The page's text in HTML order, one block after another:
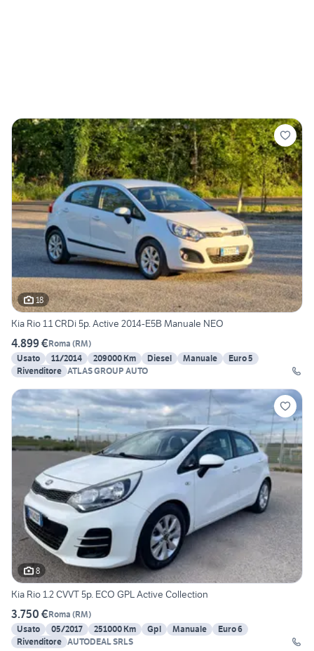
18
Kia Rio 1.1 CRDi 5p. Active 2014-E5B Manuale NEO
4.899 €Roma (RM)
Usato
11/2014 209000 Km Diesel Manuale
Euro 5
Rivenditore ATLAS GROUP AUTO
8
Kia Rio 1.2 CVVT 5p. ECO GPL Active Collection
3.750 €Roma (RM)
Usato
05/2017 251000 Km Gpl Manuale
Euro 6
Rivenditore AUTODEAL SRLS